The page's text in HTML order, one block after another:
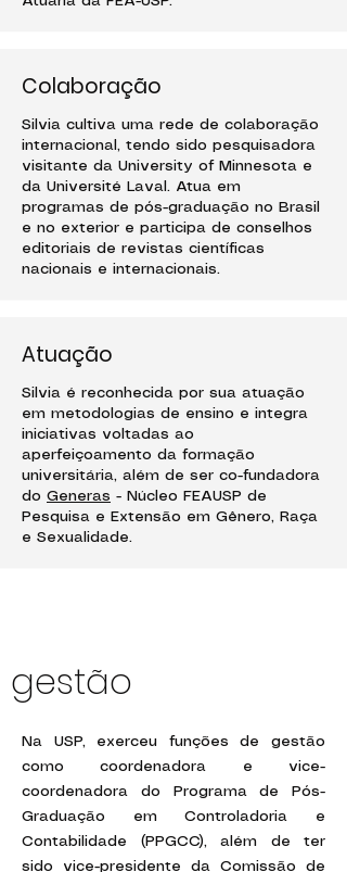
Colaboração
Silvia cultiva uma rede de colaboração
internacional, tendo sido pesquisadora
visitante da University of Minnesota e
da Université Laval. Atua em
programas de pós-graduação no Brasil
e no exterior e participa de conselhos
editoriais de revistas científicas
nacionais e internacionais.
Atuação
Silvia é reconhecida por sua atuação
em metodologias de ensino e integra
iniciativas voltadas ao
aperfeiçoamento da formação
universitária, além de ser co-fundadora
do Generas - Núcleo FEAUSP de
Pesquisa e Extensão em Gênero, Raça
e Sexualidade.
gestão
Na USP, exerceu funções de gestão
como coordenadora e vice-
coordenadora do Programa de Pós-
Graduação em Controladoria e
Contabilidade (PPGCC), além de ter
sido vice-presidente da Comissão de